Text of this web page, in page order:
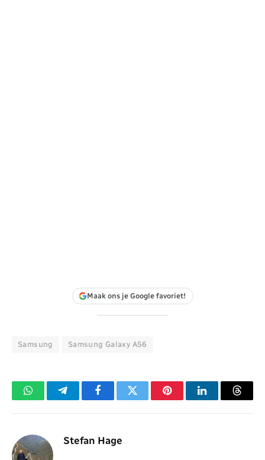
Maak ons je Google favoriet!
Samsung Samsung Galaxy A56
WhatsAppTelegramFacebookTwitter PinterestLinkedIn
Stefan Hage